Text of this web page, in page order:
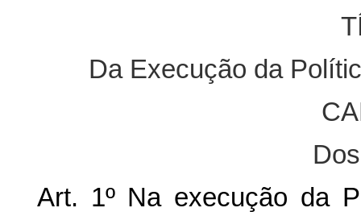
Da Execução da
Art. 1º Na execução da